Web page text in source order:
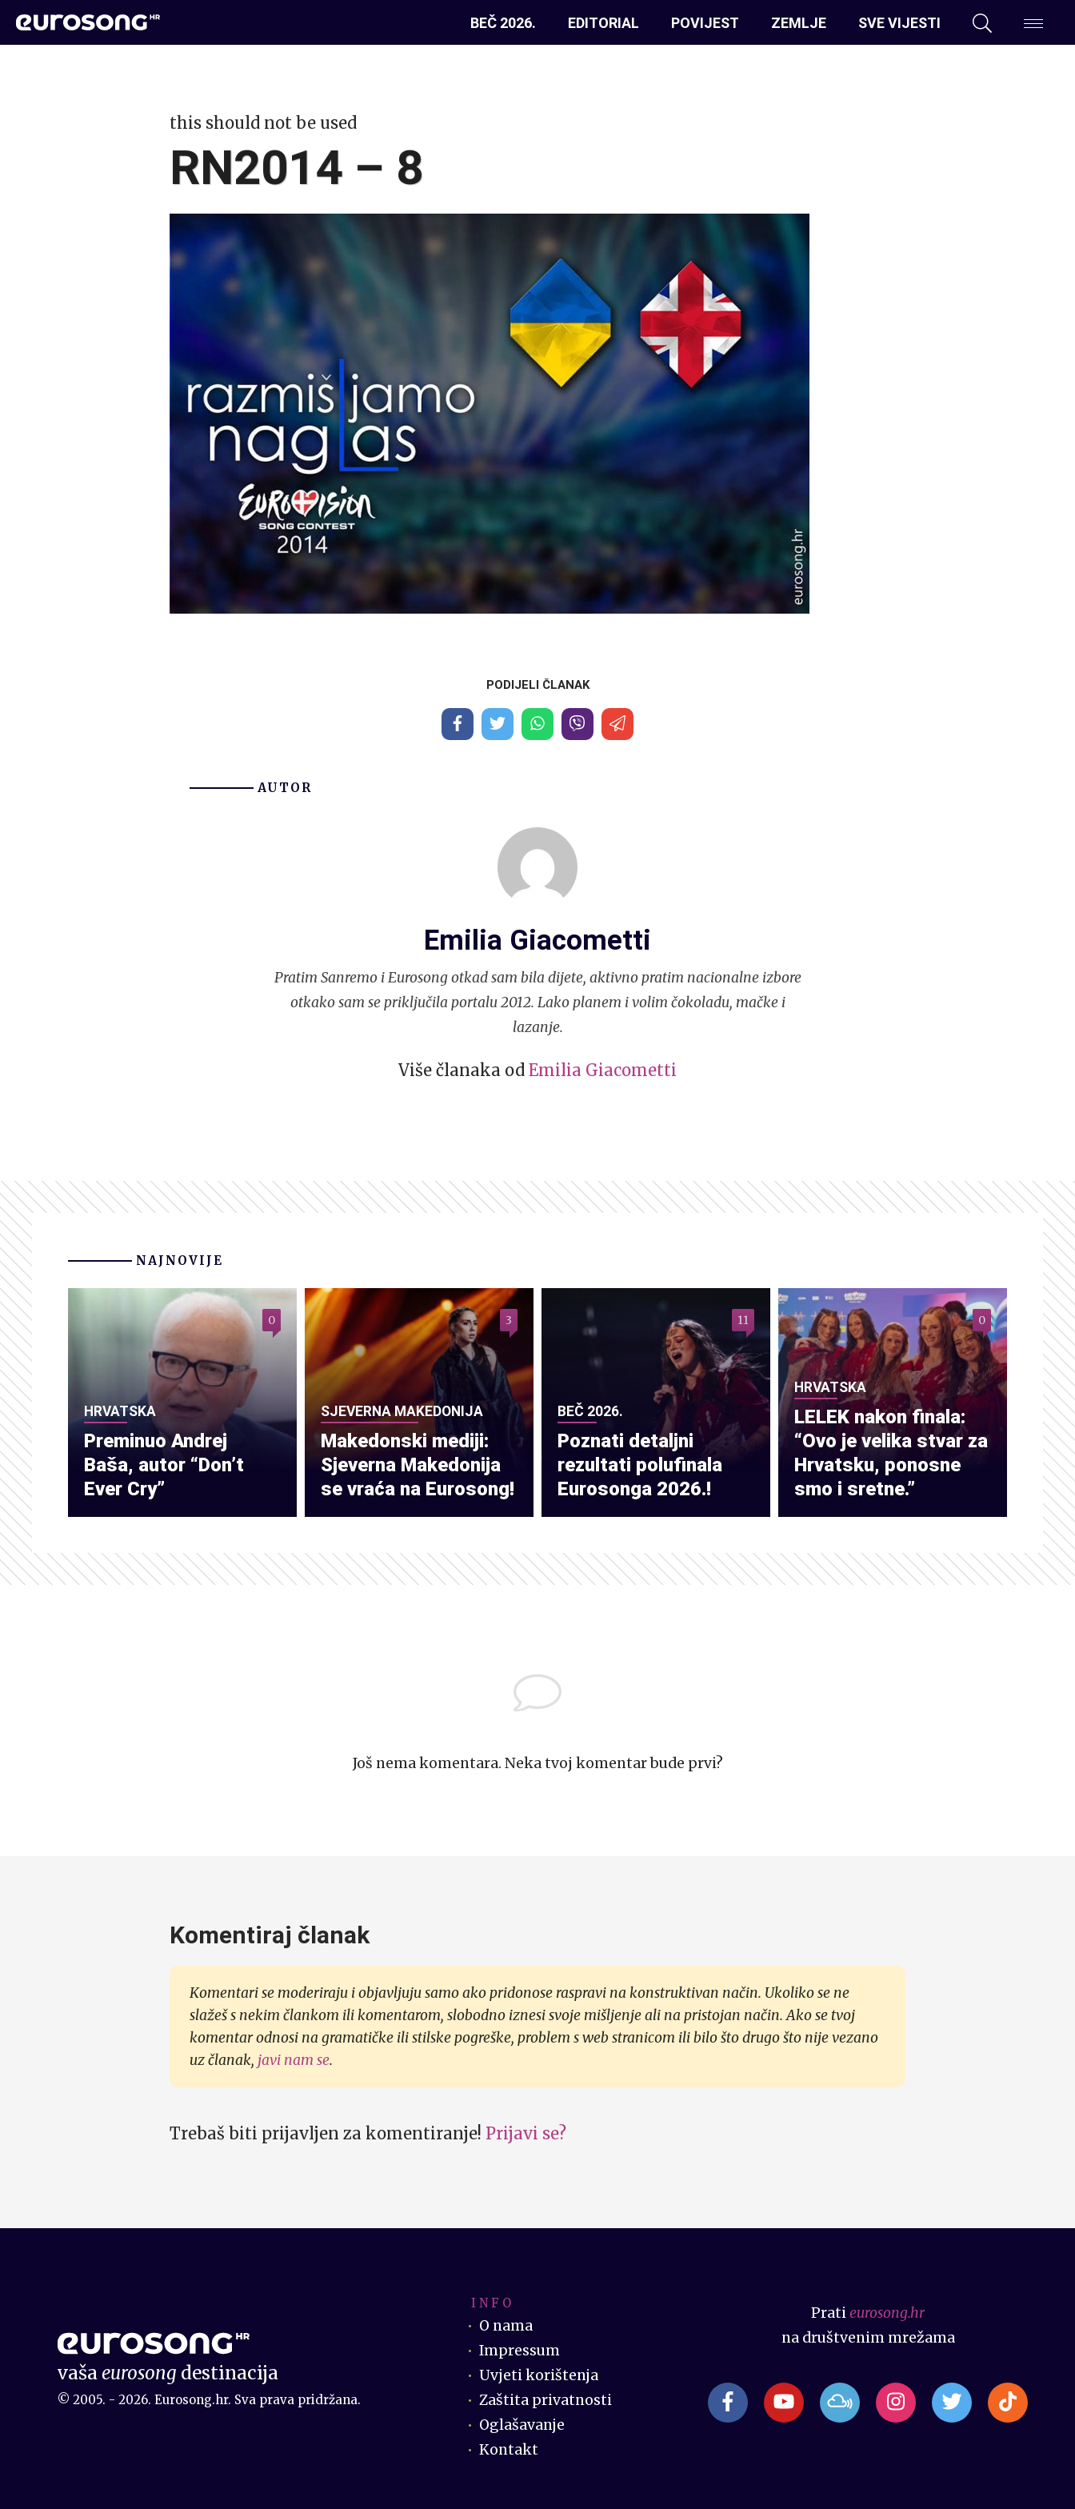
BEČ 2026. EDITORIAL POVIJEST ZEMLJE SVE VIJESTI
this should not be used
RN2014 – 8
PODIJELI ČLANAK
AUTOR
Emilia Giacometti
Pratim Sanremo i Eurosong otkad sam bila dijete, aktivno pratim nacionalne izbore
otkako sam se priključila portalu 2012. Lako planem i volim čokoladu, mačke i
lazanje.
Više članaka od Emilia Giacometti
NAJNOVIJE
HRVATSKA
Preminuo Andrej
Baša, autor “Don’t
Ever Cry”
0
SJEVERNA MAKEDONIJA
Makedonski mediji:
Sjeverna Makedonija
se vraća na Eurosong!
3
BEČ 2026.
Poznati detaljni
rezultati polufinala
Eurosonga 2026.!
11
HRVATSKA
LELEK nakon finala:
“Ovo je velika stvar za
Hrvatsku, ponosne
smo i sretne.”
0
Još nema komentara. Neka tvoj komentar bude prvi?
Komentiraj članak
Komentari se moderiraju i objavljuju samo ako pridonose raspravi na konstruktivan način. Ukoliko se ne
slažeš s nekim člankom ili komentarom, slobodno iznesi svoje mišljenje ali na pristojan način. Ako se tvoj
komentar odnosi na gramatičke ili stilske pogreške, problem s web stranicom ili bilo što drugo što nije vezano
uz članak, javi nam se.
Trebaš biti prijavljen za komentiranje! Prijavi se?
vašaeurosong destinacija
© 2005. - 2026. Eurosong.hr. Sva prava pridržana.
I N F O
O nama
Impressum
Uvjeti korištenja
Zaštita privatnosti
Oglašavanje
Kontakt
Pratieurosong.hr
na društvenim mrežama